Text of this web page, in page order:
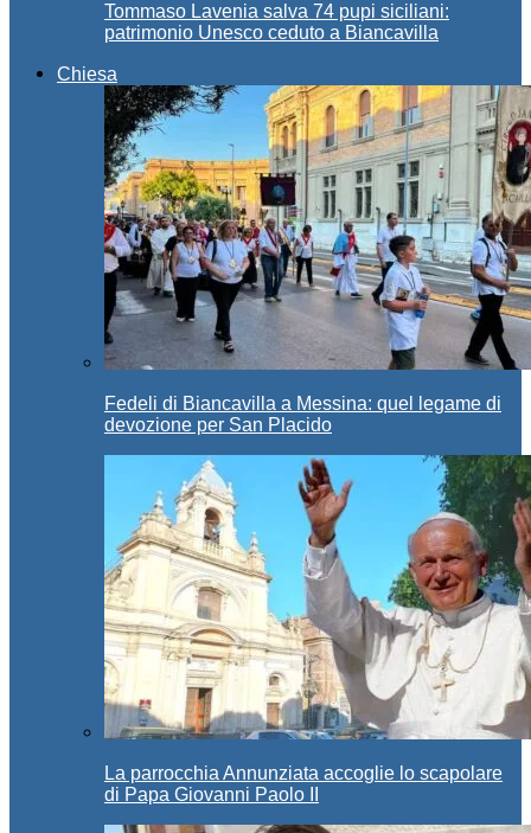
Tommaso Lavenia salva 74 pupi siciliani:
patrimonio Unesco ceduto a Biancavilla
Chiesa
Fedeli di Biancavilla a Messina: quel legame di
devozione per San Placido
La parrocchia Annunziata accoglie lo scapolare
di Papa Giovanni Paolo II